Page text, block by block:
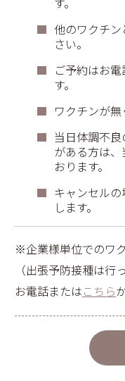
他のワクチ
さい。
ご予約はお
す。
ワクチンが無
当日体調不
がある方は
おります。
キャンセル
します。
※企業様単位でのワ
（出張予防接種は行
お電話またはこちら